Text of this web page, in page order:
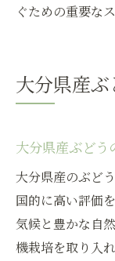
ぐための重要な
大分県産
大分県産ぶどう
大分県産のぶど
国的に高い評価
気候と豊かな自
機栽培を取り入